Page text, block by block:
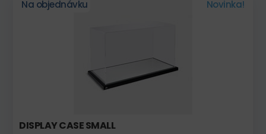
Na objednávku Novinka!
DISPLAY CASE SMALL